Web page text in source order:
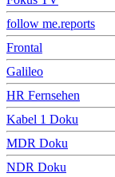
follow me.reports
Frontal
Galileo
HR Fernsehen
Kabel 1 Doku
MDR Doku
NDR Doku